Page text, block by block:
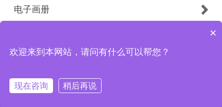
电子画册
Copyright © 2019 广州市白云南粤防火门有限公司花都
分公司 版权所有
×
欢迎来到本网站，请问有什么可以帮您？
现在咨询 稍后再说